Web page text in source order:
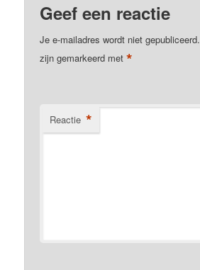
Geef een reactie
Je e-mailadres wordt niet gepubliceerd.
zijn gemarkeerd met*
Reactie *